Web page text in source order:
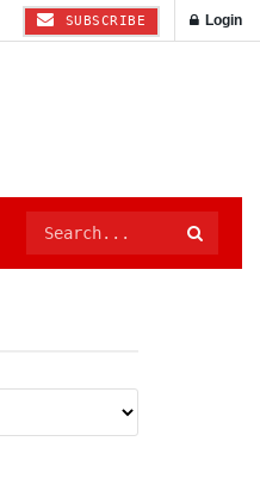
SUBSCRIBE Login